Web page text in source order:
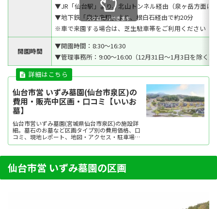
▼JR「仙台駅」より、北山トンネル経由（泉ヶ岳方面に
▼地下鉄「泉中央駅」より、根白石経由で約20分
※車で来園する場合は、芝生駐車帯をご利用ください
開園時間
▼開園時間：8:30～16:30
▼管理事務所：9:00～16:00（12月31日～1月3日を除く）
スクロールできます
仙台市営 いずみ墓園(仙台市泉区)の
費用・販売中区画・口コミ【いいお
墓】
仙台市営いずみ墓園(宮城県仙台市泉区)の施設詳
細。墓石のお墓など区画タイプ別の費用価格、口
コミ、現地レポート、地図・アクセス・駐車場情
報などを掲載。霊園・墓地をお探しなら日本最大
ださい。資料請求・見学予約・お墓の相談はすべ
て無料！建墓のポイント、石材店の選び方など、
お墓探しに...
仙台市営 いずみ墓園の区画